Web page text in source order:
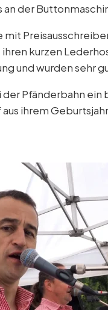
an der
mit
kurzen
und wurden sehr
der Pfänderbahn
ihrem